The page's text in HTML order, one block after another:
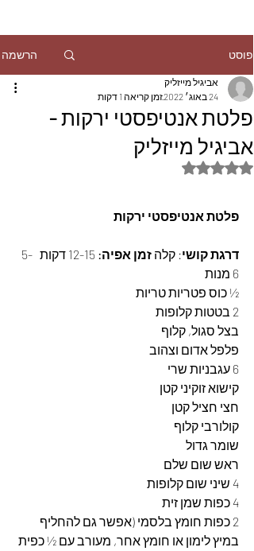
פוסט הרשמה
פלטת אנטיפסטי ירקות -
אביגיל מייזליק
אביגיל מייזליק
24 באוג׳ 2022
זמן קריאה 1 דקות
דירוג של NaN מתוך 5 כוכבים
פלטת אנטיפסטי ירקות
דרגת קושי: קלה זמן אפיה:
12-15 דקות   5-
6 מנות
½ כוס פטריות טריות
2 בטטות קלופות
בצל סגול, קלוף
פלפל אדום וצהוב
6 עגבניות שרי
קישוא זוקיני קטן
חצי חציל קטן
קולורבי קלוף
שומר גדול
ראש שום שלם
4 שיני שום קלופות
4 כפות שמן זית
2 כפות חומץ בלסמי (אפשר גם להחליף
במיץ לימון או חומץ אחר, מעורב עם ½ כפית